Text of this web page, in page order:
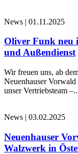
News | 01.11.2025
Oliver Funk neu
und Außendienst
Wir freuen uns, ab
Neuenhauser
unser Vertriebsteam
News | 03.02.2025
Neuenhauser
Walzwerk in